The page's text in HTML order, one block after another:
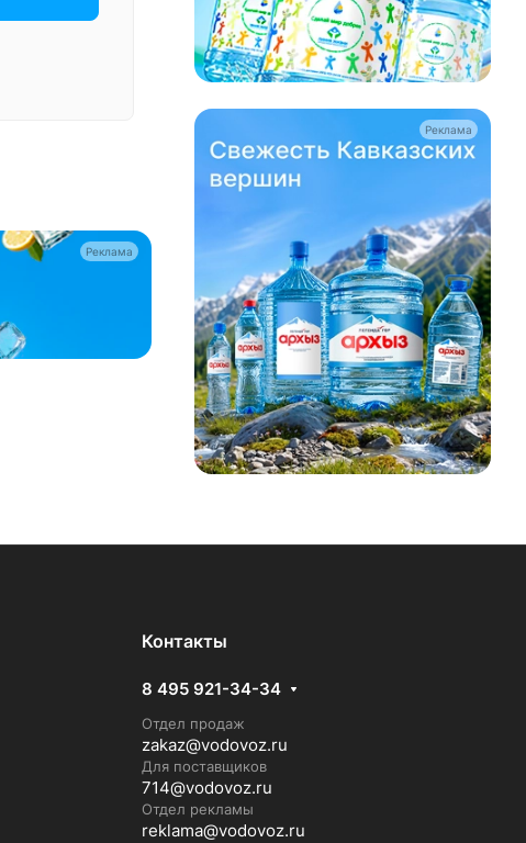
Реклама
Реклама
Контакты
8 495 921-34-34
Отдел продаж
zakaz@vodovoz.ru
Для поставщиков
714@vodovoz.ru
Отдел рекламы
reklama@vodovoz.ru